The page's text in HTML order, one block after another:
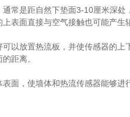
常是距自然下垫面3-10厘米深
表面直接与空气接触也可能产
以放置热流板，并使传感器的
距离。
面，使墙体和热流传感器能够